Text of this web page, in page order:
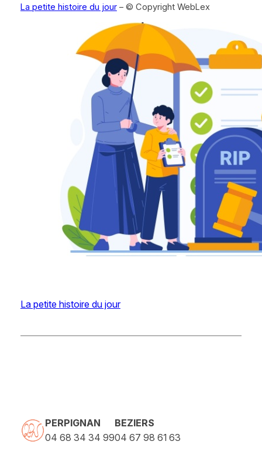
La petite histoire du jour– © Copyright WebLex
La petite histoire du jour
PERPIGNAN
04 68 34 34 99
BEZIERS
04 67 98 61 63